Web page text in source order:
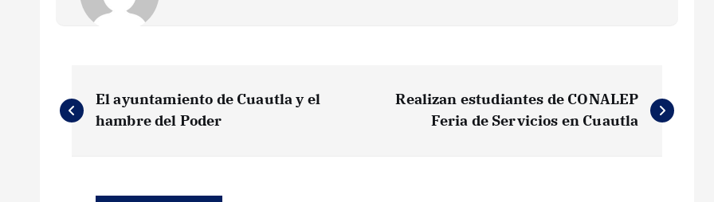
a
El ayuntamiento de Cuautla y el
hambre del Poder
Realizan estudiantes de CONALEP
Feria de Servicios en Cuautla